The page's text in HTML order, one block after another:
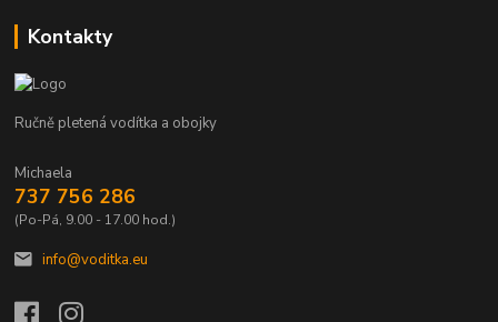
Kontakty
Ručně pletená vodítka a obojky
Michaela
737 756 286
(Po-Pá, 9.00 - 17.00 hod.)
info@voditka.eu